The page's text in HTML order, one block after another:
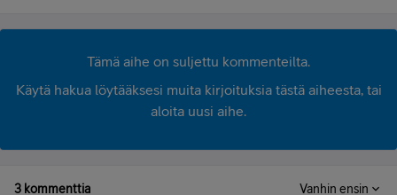
Tämä aihe on suljettu kommenteilta.
Käytä hakua löytääksesi muita kirjoituksia tästä aiheesta, tai
aloita uusi aihe.
3 kommenttia Vanhin ensin